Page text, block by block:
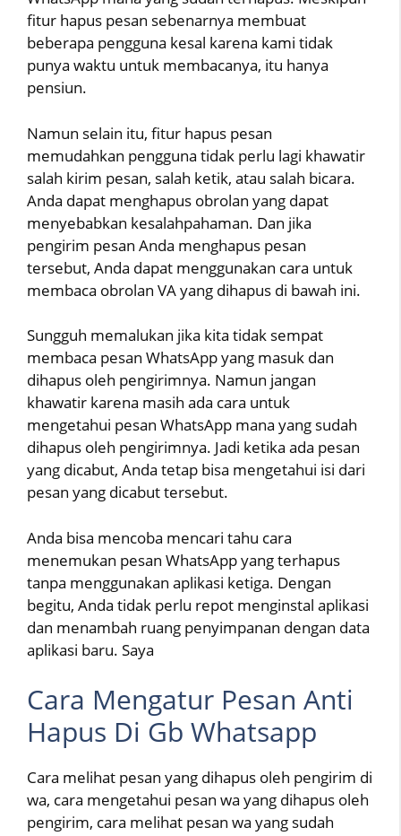
fitur hapus pesan sebenarnya membuat
beberapa pengguna kesal karena kami tidak
punya waktu untuk membacanya, itu hanya
pensiun.
Namun selain itu, fitur hapus pesan
memudahkan pengguna tidak perlu lagi khawatir
salah kirim pesan, salah ketik, atau salah bicara.
Anda dapat menghapus obrolan yang dapat
menyebabkan kesalahpahaman. Dan jika
pengirim pesan Anda menghapus pesan
tersebut, Anda dapat menggunakan cara untuk
membaca obrolan VA yang dihapus di bawah ini.
Sungguh memalukan jika kita tidak sempat
membaca pesan WhatsApp yang masuk dan
dihapus oleh pengirimnya. Namun jangan
khawatir karena masih ada cara untuk
mengetahui pesan WhatsApp mana yang sudah
dihapus oleh pengirimnya. Jadi ketika ada pesan
yang dicabut, Anda tetap bisa mengetahui isi dari
pesan yang dicabut tersebut.
Anda bisa mencoba mencari tahu cara
menemukan pesan WhatsApp yang terhapus
tanpa menggunakan aplikasi ketiga. Dengan
begitu, Anda tidak perlu repot menginstal aplikasi
dan menambah ruang penyimpanan dengan data
aplikasi baru. Saya
Cara Mengatur Pesan Anti
Hapus Di Gb Whatsapp
Cara melihat pesan yang dihapus oleh pengirim di
wa, cara mengetahui pesan wa yang dihapus oleh
pengirim, cara melihat pesan wa yang sudah